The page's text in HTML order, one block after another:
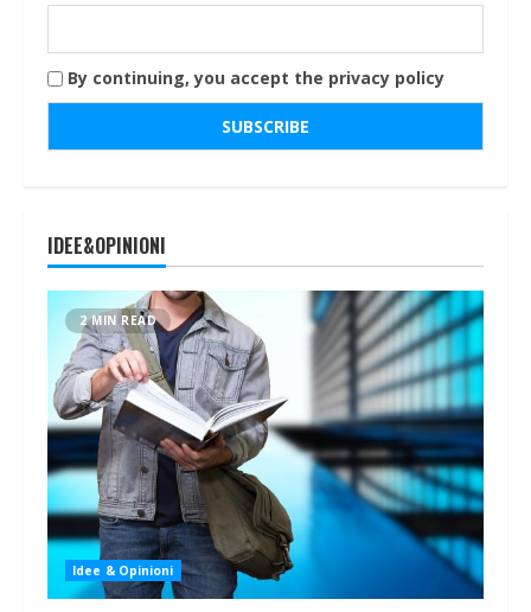
By continuing, you accept the privacy policy
IDEE&OPINIONI
2 MIN READ
Idee & Opinioni